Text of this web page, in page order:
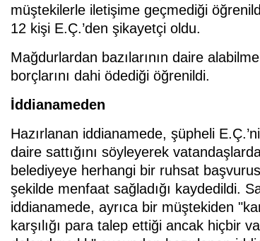
müştekilerle iletişime geçmediği
12 kişi E.Ç.’den şikayetçi oldu.
Mağdurlardan bazılarının daire
borçlarını dahi ödediği öğrenildi.
İddianameden
Hazırlanan iddianamede, şüpheli
daire sattığını söyleyerek
belediyeye herhangi bir ruhsat
şekilde menfaat sağladığı kaydedildi.
iddianamede, ayrıca bir müştekiden
karşılığı para talep ettiği ancak hiçbir